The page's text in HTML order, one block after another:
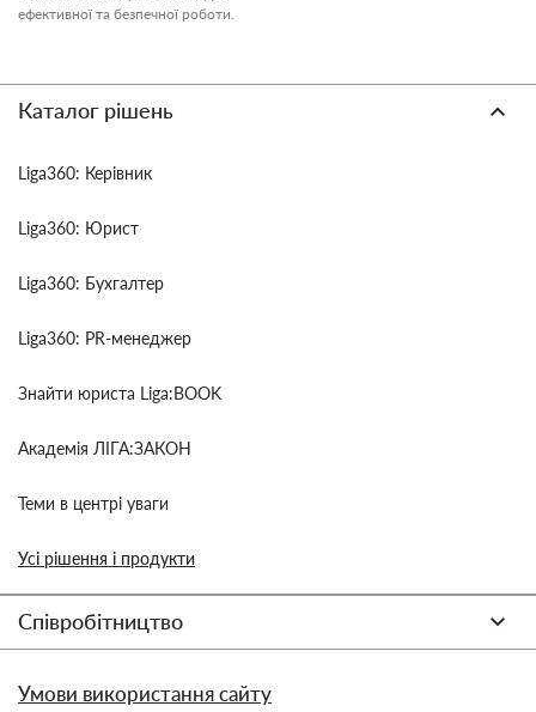
ефективної та безпечної роботи.
Каталог рішень
Liga360: Керівник
Liga360: Юрист
Liga360: Бухгалтер
Liga360: PR-менеджер
Знайти юриста Liga:BOOK
Академія ЛІГА:ЗАКОН
Теми в центрі уваги
Усі рішення і продукти
Співробітництво
Умови використання сайту